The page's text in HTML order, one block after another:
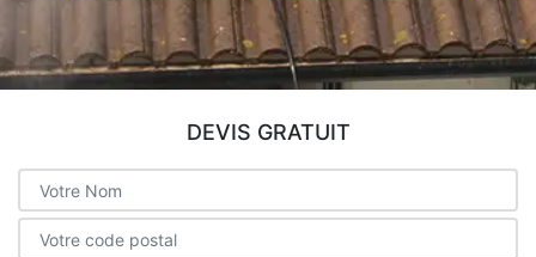
DEVIS GRATUIT